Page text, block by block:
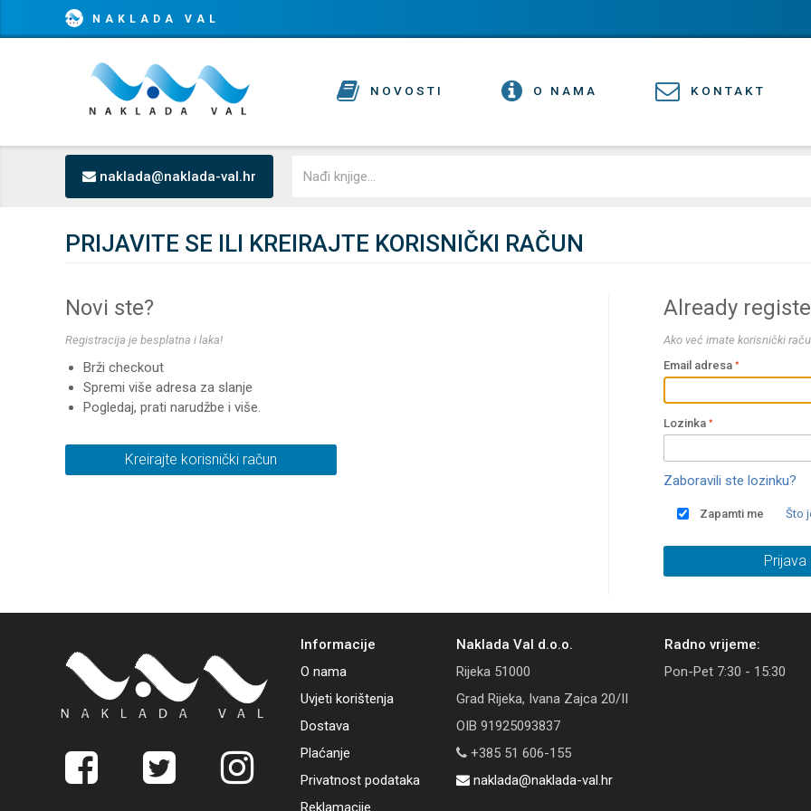
NAKLADA VAL
NOVOSTI O NAMA KONTAKT
naklada@naklada-val.hr
PRIJAVITE SE ILI KREIRAJTE KORISNIČKI RAČUN
Novi ste?
Registracija je besplatna i laka!
Brži checkout
Spremi više adresa za slanje
Pogledaj, prati narudžbe i više.
Kreirajte korisnički račun
Already
Ako već imate korisnički
Email adresa
Lozinka
Zaboravili ste lozinku?
Zapamti me Što
Prijava
Informacije
O nama
Uvjeti korištenja
Dostava
Plaćanje
Privatnost podataka
Reklamacije
Naklada Val d.o.o.
Rijeka 51000
Grad Rijeka, Ivana Zajca 20/II
OIB 91925093837
+385 51 606-155
naklada@naklada-val.hr
Radno vrijeme:
Pon-Pet 7:30 - 15:30